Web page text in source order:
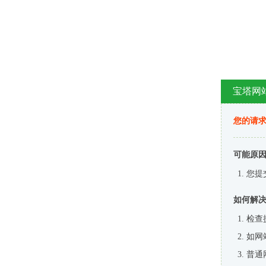
宝塔网
您的请
可能原
您提
如何解
检查
如网
普通